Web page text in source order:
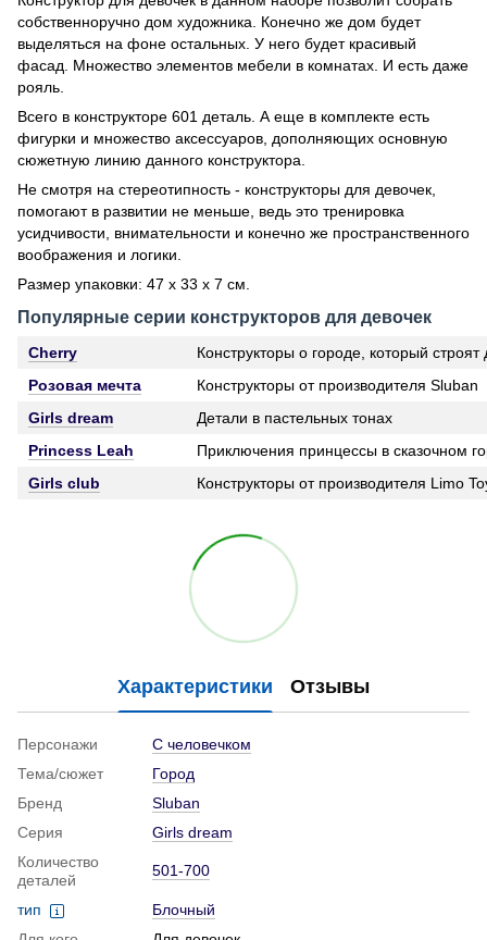
собственноручно дом художника. Конечно же дом будет
выделяться на фоне остальных. У него будет красивый
фасад. Множество элементов мебели в комнатах. И есть даже
рояль.
Всего в конструкторе 601 деталь. А еще в комплекте есть
фигурки и множество аксессуаров, дополняющих основную
сюжетную линию данного конструктора.
Не смотря на стереотипность - конструкторы для девочек,
помогают в развитии не меньше, ведь это тренировка
усидчивости, внимательности и конечно же пространственного
воображения и логики.
Размер упаковки: 47 х 33 х 7 см.
Популярные серии конструкторов для девочек
Cherry
Конструкторы о городе, который строят
Розовая мечта
Конструкторы от производителя Sluban
Girls dream
Детали в пастельных тонах
Princess Leah
Приключения принцессы в сказочном
Girls club
Конструкторы от производителя Limo
Характеристики Отзывы
Персонажи
С человечком
Тема/сюжет
Город
Бренд
Sluban
Серия
Girls dream
Количество
деталей
501-700
тип
Блочный